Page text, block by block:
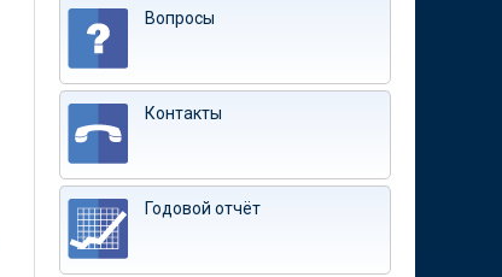
Вопросы
Контакты
Годовой отчёт